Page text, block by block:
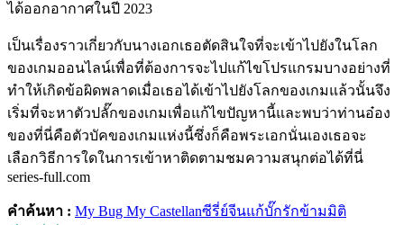
ได้ออกอากาศในปี 2023
เป็นเรื่องราวเกี่ยวกับนางเอกเธอตัดสินใจที่จะเข้าไปยังในโลก
ของเกมออนไลน์เพื่อที่ต้องการจะไปแก้ไขโปรแกรมบางอย่างที่
ทำให้เกิดข้อผิดพลาดเมื่อเธอได้เข้าไปยังโลกของเกมแล้วนั้นจึง
เริ่มที่จะหาตัวปลั๊กของเกมเพื่อแก้ไขปัญหานี้และพบว่าท่านอ๋อง
ของที่นี่คือตัวบัคของเกมแห่งนี้ซึ่งก็คือพระเอกนั่นเองเธอจะ
เลือกวิธีการใดในการเข้าหาติดตามชมความสนุกต่อได้ที่นี่
series-full.com
คำค้นหา : My Bug My Castellanซีรี่ย์จีนแก้บั๊กรักข้ามมิติ